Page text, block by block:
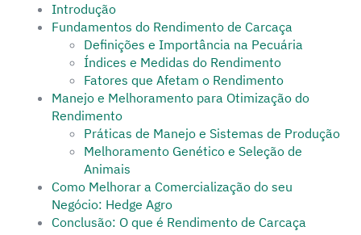
Introdução
Fundamentos do Rendimento de Carcaça
Definições e Importância na Pecuária
Índices e Medidas do Rendimento
Fatores que Afetam o Rendimento
Manejo e Melhoramento para Otimização do
Rendimento
Práticas de Manejo e Sistemas de Produção
Melhoramento Genético e Seleção de
Animais
Como Melhorar a Comercialização do seu
Negócio: Hedge Agro
Conclusão: O que é Rendimento de Carcaça